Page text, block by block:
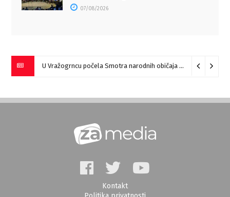
07/08/2026
U Vražogrncu počela Smotra narodnih običaja „Vražogrnački točak“
Kontakt